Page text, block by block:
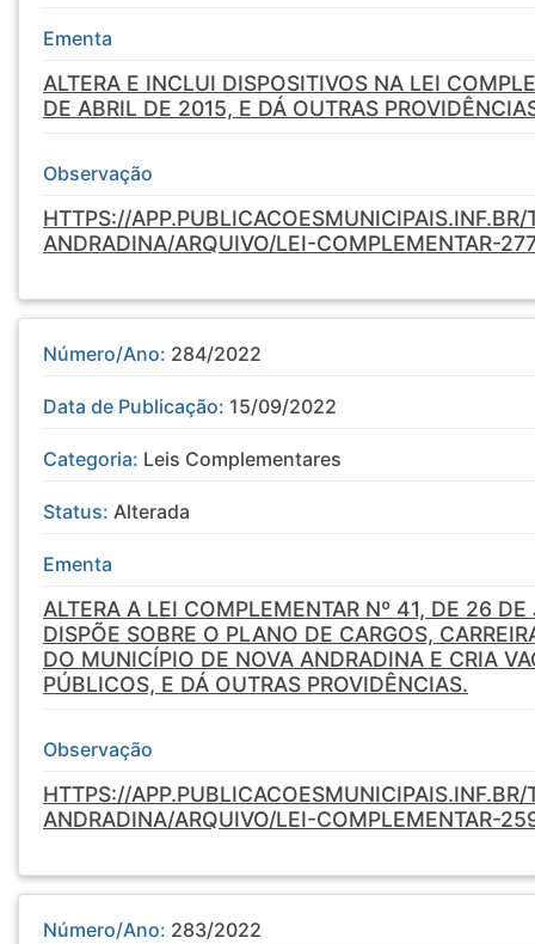
Ementa
ALTERA E INCLUI DISPOSITIVOS NA LEI
DE ABRIL DE 2015, E DÁ OUTRAS
Observação
HTTPS://
ANDRADINA/ARQUIVO/LEI-COMPLEMENTAR-
Número/Ano: 284/2022
Data de Publicação: 15/09/2022
Categoria: Leis Complementares
Status: Alterada
Ementa
ALTERA A LEI COMPLEMENTAR Nº 41, DE 26
DISPÕE SOBRE O PLANO DE CARGOS,
DO MUNICÍPIO DE NOVA ANDRADINA E CRIA
PÚBLICOS, E DÁ OUTRAS PROVIDÊNCIAS.
Observação
HTTPS://
ANDRADINA/ARQUIVO/LEI-COMPLEMENTAR-
Número/Ano: 283/2022